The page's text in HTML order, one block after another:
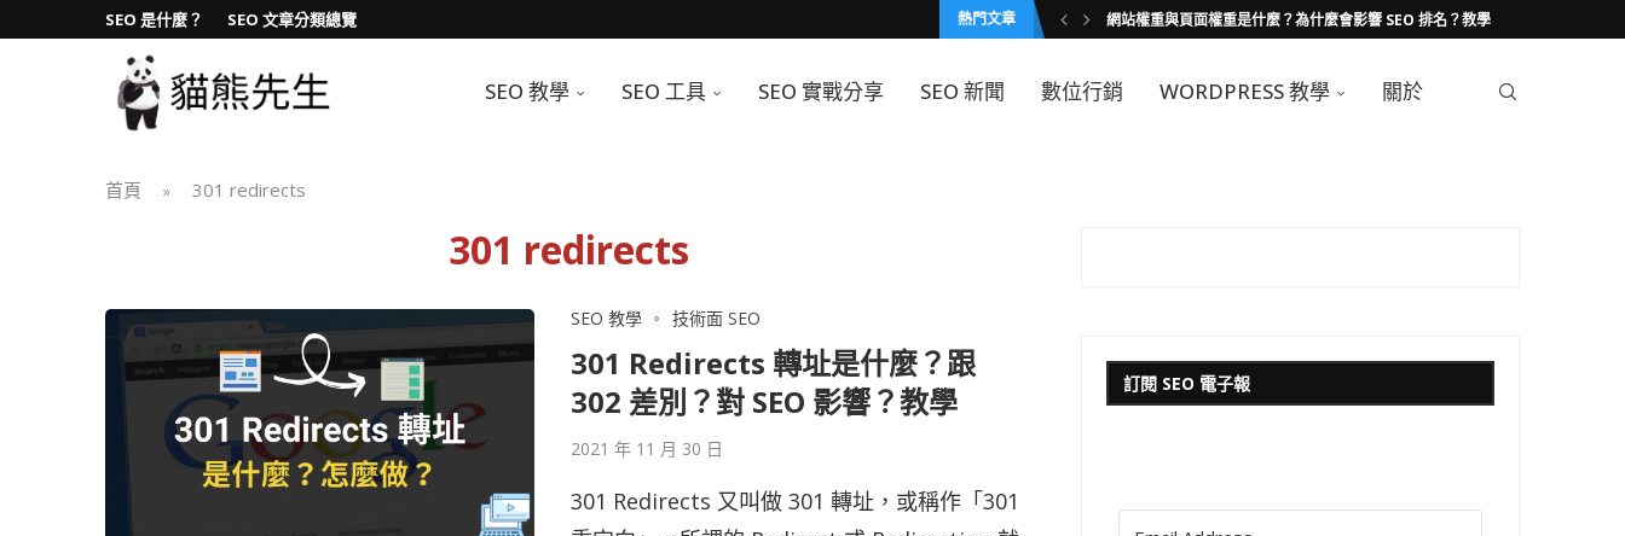
SEO 是什麼？ SEO 文章分類總覽 熱門文章 網站權重與頁面權重是什麼？為什麼會影響 SEO 排名？教學
SEO 教學 SEO 工具 SEO 實戰分享 SEO 新聞 數位行銷 WORDPRESS 教學 關於
首頁 » 301 redirects
301 redirects
SEO 教學 技術面 SEO
301 Redirects 轉址是什麼？跟
302 差別？對 SEO 影響？教學
2021 年 11 月 30 日
301 Redirects 又叫做 301 轉址，或稱作「301
訂閱 SEO 電子報